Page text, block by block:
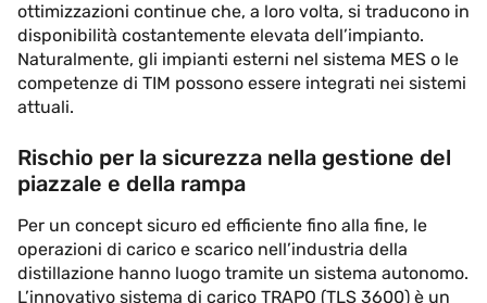
ottimizzazioni continue che, a loro volta, si traducono in
disponibilità costantemente elevata dell’impianto.
Naturalmente, gli impianti esterni nel sistema MES o le
competenze di TIM possono essere integrati nei sistemi
attuali.
Rischio per la sicurezza nella gestione del
piazzale e della rampa
Per un concept sicuro ed efficiente fino alla fine, le
operazioni di carico e scarico nell’industria della
distillazione hanno luogo tramite un sistema autonomo.
L’innovativo sistema di carico TRAPO (TLS 3600) è un